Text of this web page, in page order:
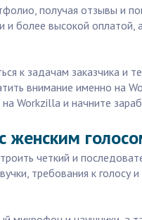
получая отзывы и
высокой оплатой,
к задачам заказчика и
внимание именно на
Workzilla и начните
женским
четкий и
требования к